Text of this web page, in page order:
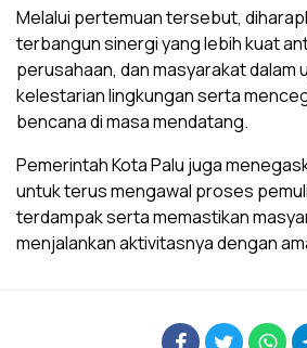
Melalui pertemuan tersebut,
terbangun sinergi yang lebih kuat
perusahaan, dan masyarakat dalam
kelestarian lingkungan serta
bencana di masa mendatang.
Pemerintah Kota Palu juga
untuk terus mengawal proses
terdampak serta memastikan
menjalankan aktivitasnya dengan